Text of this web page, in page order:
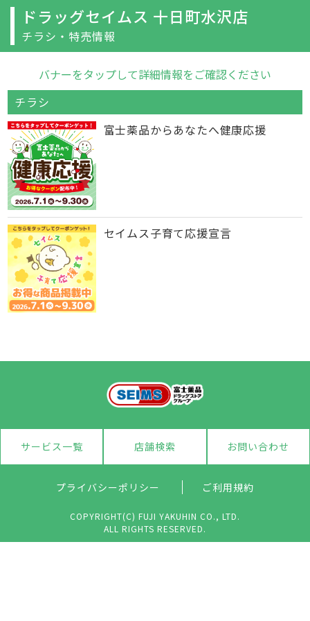
ドラッグセイムス 十日町水沢店
チラシ・特売情報
バナーをタップして詳細情報をご確認ください
チラシ
富士薬品からあなたへ健康応援
セイムス子育て応援宣言
サービス一覧 店舗検索 お問い合わせ
プライバシーポリシー ご利用規約
COPYRIGHT(C) FUJI YAKUHIN CO., LTD.
ALL RIGHTS RESERVED.